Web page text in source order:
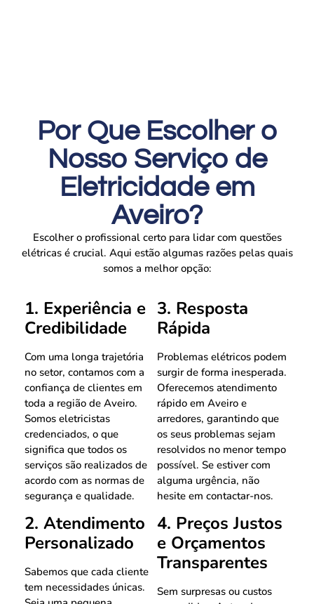
Por Que Escolher o
Nosso Serviço de
Eletricidade em
Aveiro?
Escolher o profissional certo para lidar com questões
elétricas é crucial. Aqui estão algumas razões pelas quais
somos a melhor opção:
1. Experiência e
Credibilidade
Com uma longa trajetória
no setor, contamos com a
confiança de clientes em
toda a região de Aveiro.
Somos eletricistas
credenciados, o que
significa que todos os
serviços são realizados de
acordo com as normas de
segurança e qualidade.
2. Atendimento
Personalizado
Sabemos que cada cliente
tem necessidades únicas.
3. Resposta
Rápida
Problemas elétricos podem
surgir de forma inesperada.
Oferecemos atendimento
rápido em Aveiro e
arredores, garantindo que
os seus problemas sejam
resolvidos no menor tempo
possível. Se estiver com
alguma urgência, não
hesite em contactar-nos.
4. Preços Justos
e Orçamentos
Transparentes
Sem surpresas ou custos